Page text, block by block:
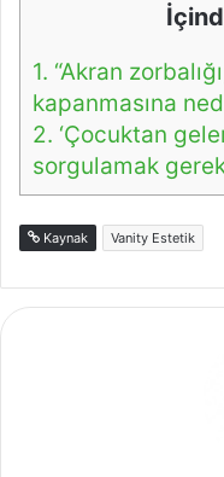
1. “Akran
kapanmasına
2. ‘Çocuktan
sorgulamak
Kaynak Vanity Estetik